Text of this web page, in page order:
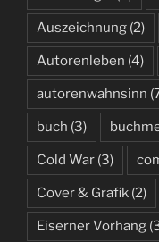
Auszeichnung (2)
Autorenleben (4)
autorenwahnsinn
buch (3)
Cold War (3)
Cover & Grafik (2)
Eiserner Vorhang